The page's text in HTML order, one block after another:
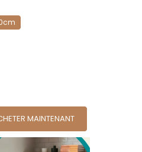
MAINTENANT